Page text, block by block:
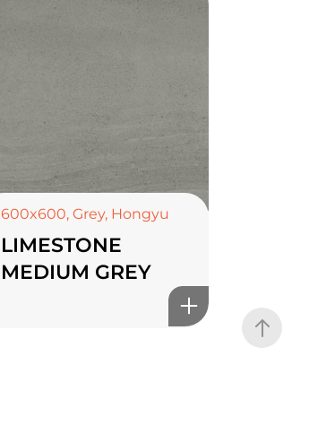
600x600,Grey, Hongyu
LIMESTONE
MEDIUM GREY